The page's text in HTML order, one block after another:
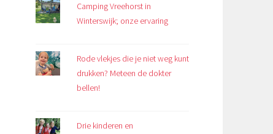
Camping Vreehorst in
Winterswijk; onze ervaring
Rode vlekjes die je niet weg kunt
drukken? Meteen de dokter
bellen!
Drie kinderen en